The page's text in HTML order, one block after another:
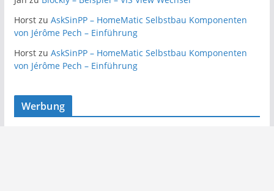
Horstzu AskSinPP – HomeMatic Selbstbau Komponenten
von Jérôme Pech – Einführung
Horstzu AskSinPP – HomeMatic Selbstbau Komponenten
von Jérôme Pech – Einführung
Werbung